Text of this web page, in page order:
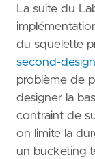
La suite du
du squelette
second-
problème de
designer la
contraint de
on limite la
un bucketing